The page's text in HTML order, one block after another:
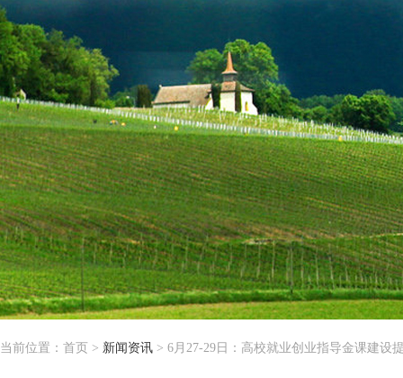
当前位置： 首页 > 新闻资讯 > 6月27-29日：高校就业创业指导金课建设